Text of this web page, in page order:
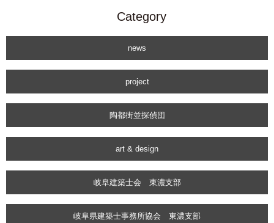
Category
news
project
陶都街並探偵団
art & design
岐阜建築士会 東濃支部
岐阜県建築士事務所協会 東濃支部